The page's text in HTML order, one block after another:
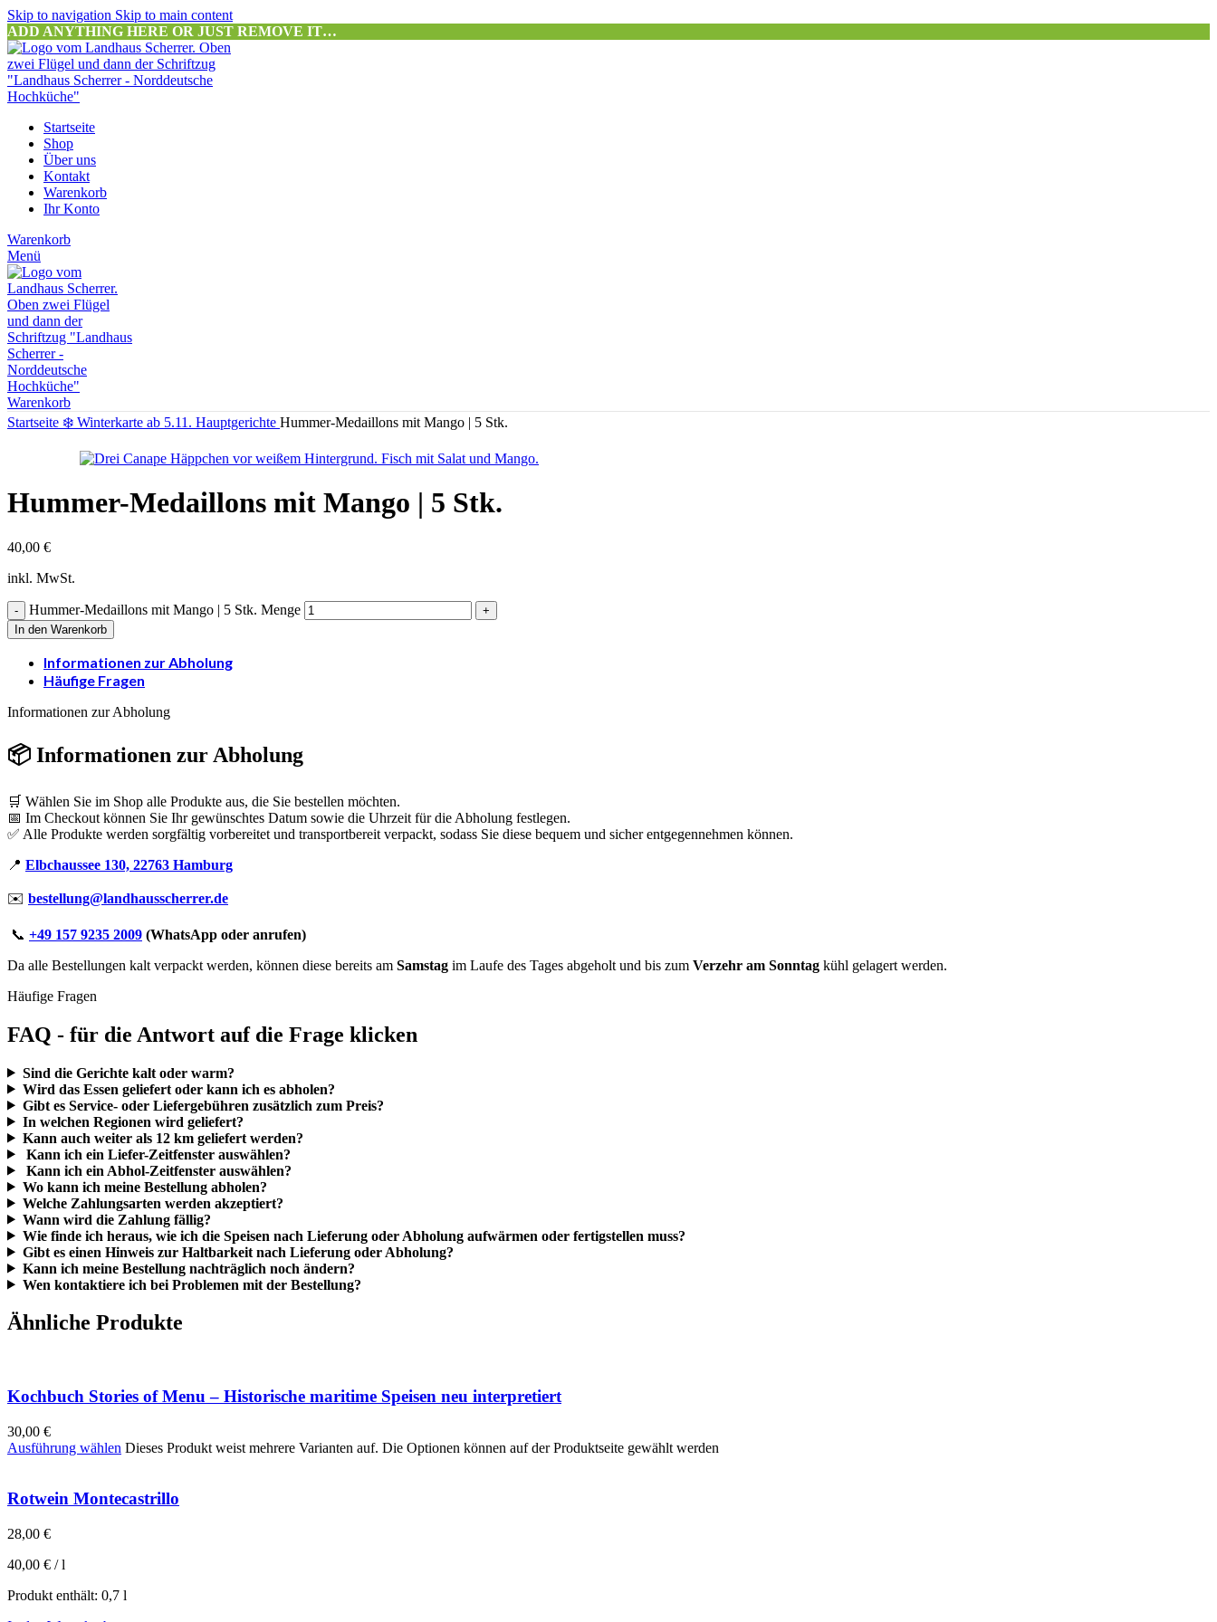
Skip to navigation Skip to main content
ADD ANYTHING HERE OR JUST REMOVE IT…
Startseite
Shop
Über uns
Kontakt
Warenkorb
Ihr Konto
Warenkorb
Menü
Warenkorb
Startseite ❄️ Winterkarte ab 5.11. Hauptgerichte Hummer-Medaillons mit Mango | 5 Stk.
Hummer-Medaillons mit Mango | 5 Stk.
40,00 €
inkl. MwSt.
Hummer-Medaillons mit Mango | 5 Stk. Menge
In den Warenkorb
Informationen zur Abholung
Häufige Fragen
Informationen zur Abholung
📦 Informationen zur Abholung
🛒 Wählen Sie im Shop alle Produkte aus, die Sie bestellen möchten.
📅 Im Checkout können Sie Ihr gewünschtes Datum sowie die Uhrzeit für die Abholung festlegen.
✅ Alle Produkte werden sorgfältig vorbereitet und transportbereit verpackt, sodass Sie diese bequem und sicher entgegennehmen können.
📍 Elbchaussee 130, 22763 Hamburg
✉️ bestellung@landhausscherrer.de
📞 +49 157 9235 2009 (WhatsApp oder anrufen)
Da alle Bestellungen kalt verpackt werden, können diese bereits am Samstag im Laufe des Tages abgeholt und bis zum Verzehr am Sonntag kühl gelagert werden.
Häufige Fragen
FAQ - für die Antwort auf die Frage klicken
Sind die Gerichte kalt oder warm?
Wird das Essen geliefert oder kann ich es abholen?
Gibt es Service- oder Liefergebühren zusätzlich zum Preis?
In welchen Regionen wird geliefert?
Kann auch weiter als 12 km geliefert werden?
Kann ich ein Liefer-Zeitfenster auswählen?
Kann ich ein Abhol-Zeitfenster auswählen?
Wo kann ich meine Bestellung abholen?
Welche Zahlungsarten werden akzeptiert?
Wann wird die Zahlung fällig?
Wie finde ich heraus, wie ich die Speisen nach Lieferung oder Abholung aufwärmen oder fertigstellen muss?
Gibt es einen Hinweis zur Haltbarkeit nach Lieferung oder Abholung?
Kann ich meine Bestellung nachträglich noch ändern?
Wen kontaktiere ich bei Problemen mit der Bestellung?
Ähnliche Produkte
Kochbuch Stories of Menu – Historische maritime Speisen neu interpretiert
30,00 €
Ausführung wählen Dieses Produkt weist mehrere Varianten auf. Die Optionen können auf der Produktseite gewählt werden
Rotwein Montecastrillo
28,00 €
40,00 € /l
Produkt enthält: 0,7 l